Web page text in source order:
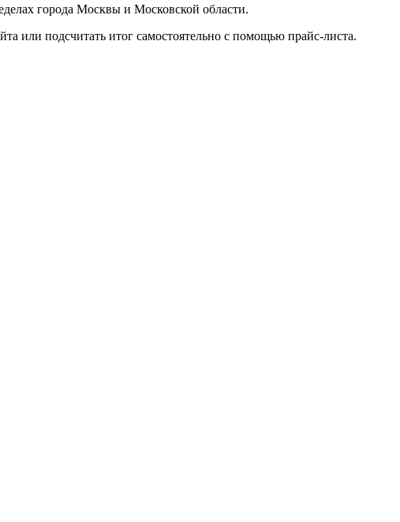
города Москвы и Московской области.
или подсчитать итог самостоятельно с помощью прайс-листа.